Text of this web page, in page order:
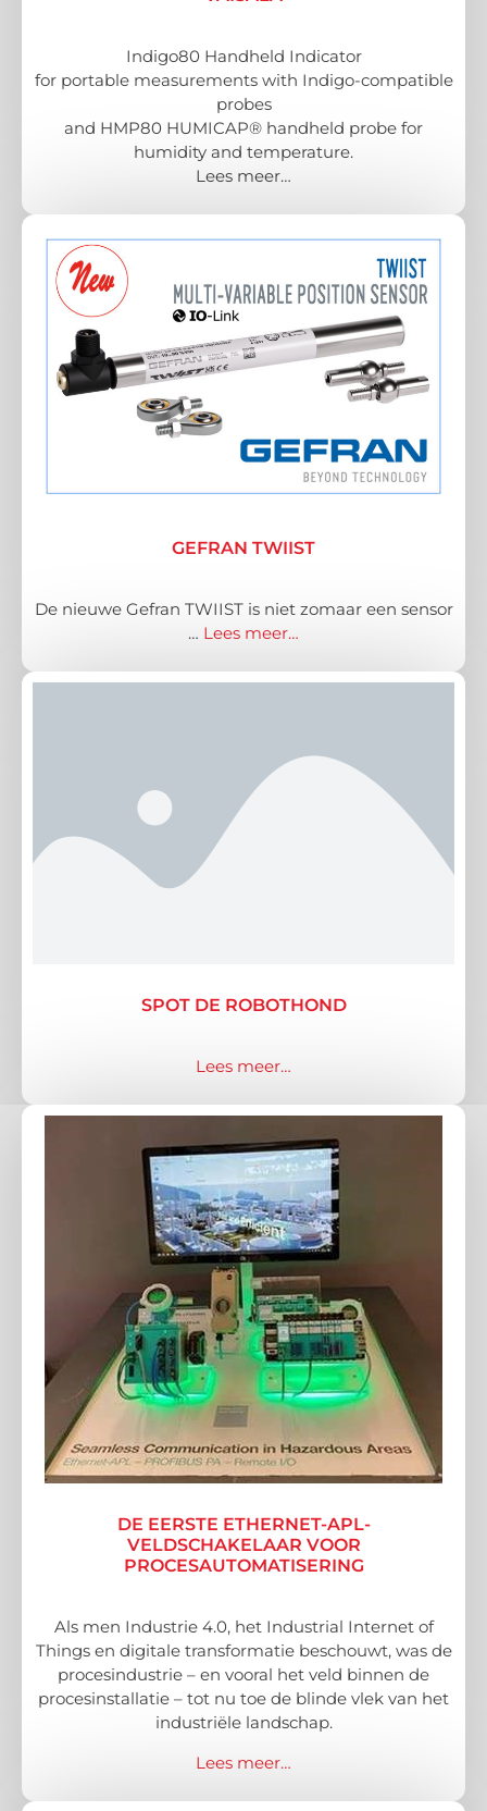
Indigo80 Handheld Indicator
for portable measurements with Indigo-compatible
probes
and HMP80 HUMICAP® handheld probe for
humidity and temperature.
Lees meer…
GEFRAN TWIIST
De nieuwe Gefran TWIIST is niet zomaar een sensor
… Lees meer…
SPOT DE ROBOTHOND
Lees meer…
DE EERSTE ETHERNET-APL-
VELDSCHAKELAAR VOOR
PROCESAUTOMATISERING
Als men Industrie 4.0, het Industrial Internet of
Things en digitale transformatie beschouwt, was de
procesindustrie – en vooral het veld binnen de
procesinstallatie – tot nu toe de blinde vlek van het
industriële landschap.
Lees meer…